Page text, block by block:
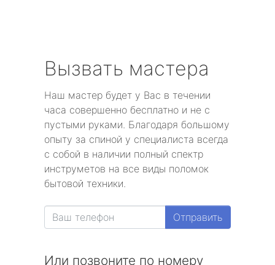
Вызвать мастера
Наш мастер будет у Вас в течении
часа совершенно бесплатно и не с
пустыми руками. Благодаря большому
опыту за спиной у специалиста всегда
с собой в наличии полный спектр
инструметов на все виды поломок
бытовой техники.
Отправить
Или позвоните по номеру